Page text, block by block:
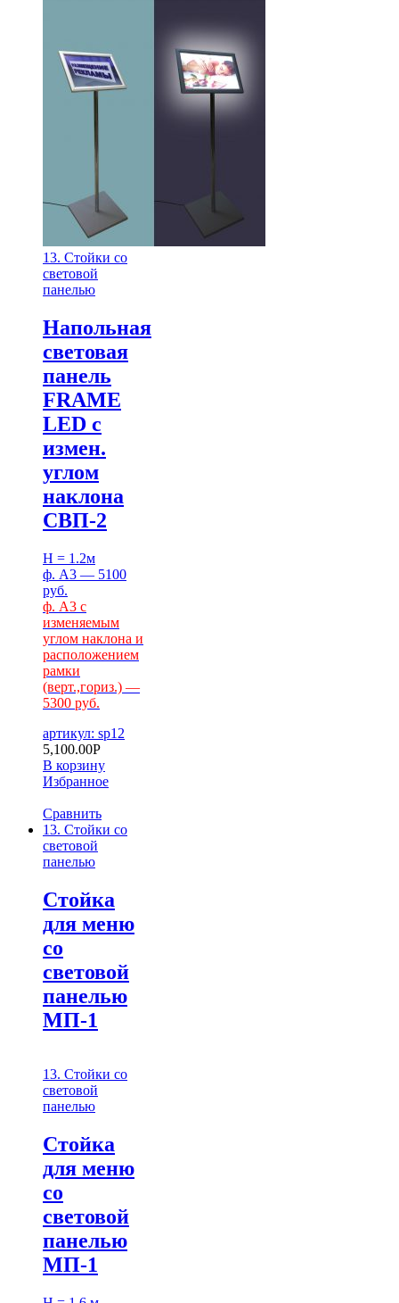
13. Стойки со
световой
панелью
Напольная
световая
панель
FRAME
LED с
измен.
углом
наклона
СВП-2
H = 1.2м
ф. А3 — 5100
руб.
ф. А3 с
изменяемым
углом наклона и
расположением
рамки
(верт.,гориз.) —
5300 руб.
артикул: sp12
5,100.00Р
В корзину
Избранное
Сравнить
13. Стойки со
световой
панелью
Стойка
для меню
со
световой
панелью
МП-1
13. Стойки со
световой
панелью
Стойка
для меню
со
световой
панелью
МП-1